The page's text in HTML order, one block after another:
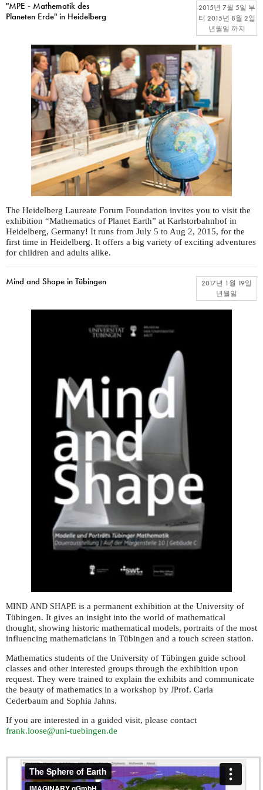
"MPE - Mathematik des
Planeten Erde" in Heidelberg
2015년 7월 5일 부
터 2015년 8월 2일
년월일 까지
The Heidelberg Laureate Forum Foundation invites you to visit the
exhibition “Mathematics of Planet Earth” at Karlstorbahnhof in
Heidelberg, Germany! It runs from July 5 to Aug 2, 2015, for the
first time in Heidelberg. It offers a big variety of exciting adventures
for children and adults alike.
Mind and Shape in Tübingen
2017년 1월 19일
년월일
MIND AND SHAPE is a permanent exhibition at the University of
Tübingen. It gives an insight into the world of mathematical
thought, showing historic mathematical models, portraits of the most
influencing mathematicians in Tübingen and a touch screen station.
Mathematics students of the University of Tübingen guide school
classes and other interested groups through the exhibition upon
request. They were trained to explain the exhibits and communicate
the beauty of mathematics in a workshop by JProf. Carla
Cederbaum and Sophia Jahns.
If you are interested in a guided visit, please contact
frank.loose@uni-tuebingen.de